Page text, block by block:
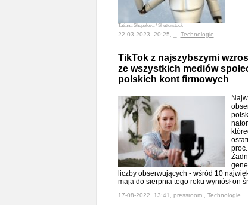
Tatiana Shepeleva / Shutterstock
22-03-2023, 20:25, _, Technologie
TikTok z najszybszymi
ze wszystkich mediów
polskich kont firmowych
liczby obserwujących - wśród 10
maja do sierpnia tego roku wyniósł on
17-08-2022, 13:41, pressroom , Technologie